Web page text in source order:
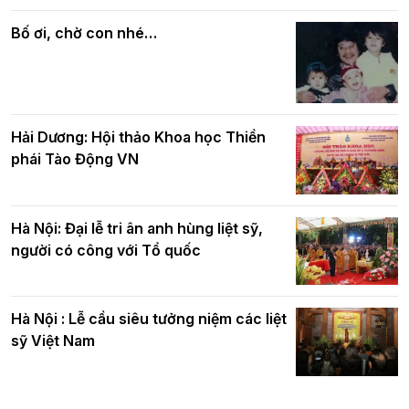
nhân mùa Phật đản PL.2570
quả
Bố ơi, chờ con nhé…
Hải Dương: Hội thảo Khoa học Thiền
phái Tào Động VN
Hà Nội: Đại lễ tri ân anh hùng liệt sỹ,
người có công với Tổ quốc
Hà Nội : Lễ cầu siêu tưởng niệm các liệt
sỹ Việt Nam